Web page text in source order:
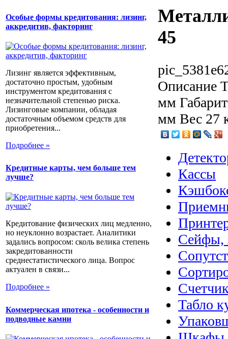
Особые формы кредитования: лизинг,
аккредитив, факторинг
Лизинг является эффективным,
достаточно простым, удобным
инструментом кредитования с
незначительной степенью риска.
Лизинговые компании, обладая
достаточным объемом средств для
приобретения...
Подробнее »
Кредитные карты, чем больше тем
лучше?
Кредитование физических лиц медленно,
но неуклонно возрастает. Аналитики
задались вопросом: сколь велика степень
закредитованности
среднестатистического лица. Вопрос
актуален в связи...
Подробнее »
Коммерческая ипотека - особенности и
подводные камни
45
Описание
мм
мм Вес 27
Кассы
Сейфы,
Табло